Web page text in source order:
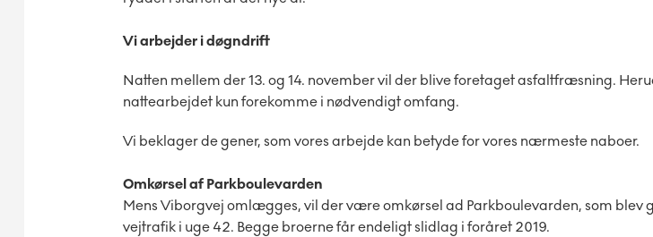
Vi arbejder i døgndrift
Natten mellem der 13. og 14. november vil der blive foretaget asfaltfræsning.
nattearbejdet kun forekomme i nødvendigt omfang.
Vi beklager de gener, som vores arbejde kan betyde for vores nærmeste naboer.
Omkørsel af Parkboulevarden
Mens Viborgvej omlægges, vil der være omkørsel ad Parkboulevarden, som blev
vejtrafik i uge 42. Begge broerne får endeligt slidlag i foråret 2019.